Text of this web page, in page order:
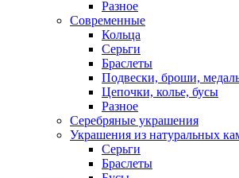
Разное
Современные
Кольца
Серьги
Браслеты
Подвески, броши,
Цепочки, колье, бусы
Разное
Серебряные украшения
Украшения из натуральных
Серьги
Браслеты